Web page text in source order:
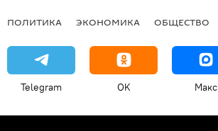
ПОЛИТИКА ЭКОНОМИКА ОБЩЕСТВО
Telegram OK Макс